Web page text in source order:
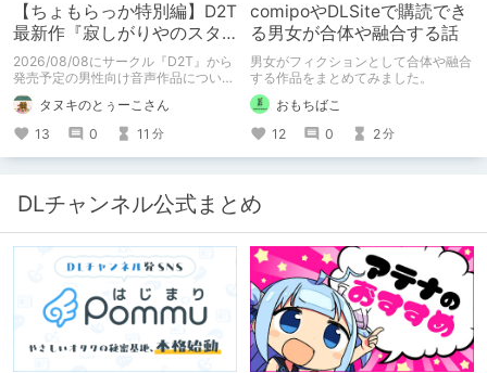
【ちょもらっか特別編】D2T
最新作『寂しがりやのスタ
ーダストと触れあって』制
作陣にインタビュー！🎤
2026/08/08にサークル『D2T』から
発売予定の男性向け音声作品について
逆神ラニさんと不束こけしさんにお話
聞いちゃいました！夏コミに関する告
知もあります！
タヌキのとぅーこさん
13
0 11 分
comipoやDLSiteで購読でき
る男女が合体や融合する話
男女がフィクションとして合体や融合
する作品をまとめてみました。
おもちばこ
12
0 2分
DLチャンネル公式まとめ